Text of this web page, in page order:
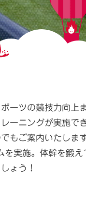
ーツの競技力向上
ーニングが実施で
もご案内いたしま
実施。体幹を鍛え
ょう！